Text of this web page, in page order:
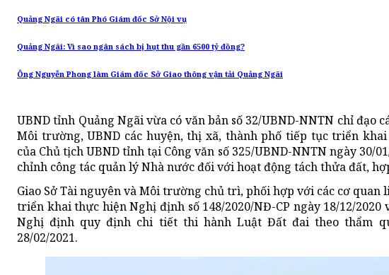
Quảng Ngãi có tân Phó Giám đốc Sở Nội vụ
Quảng Ngãi: Vì sao ngân sách bị hụt thu gần 6500 tỷ đồng?
Ông Nguyễn Phong làm Giám đốc Sở Giao thông vận tải Quảng Ngãi
UBND tỉnh Quảng Ngãi vừa có văn bản số 32/UBND-NNTN chỉ đạo
Môi trường, UBND các huyện, thị xã, thành phố tiếp tục triển
của Chủ tịch UBND tỉnh tại Công văn số 325/UBND-NNTN ngày 30/
chỉnh công tác quản lý Nhà nước đối với hoạt động tách thửa đất,
Giao Sở Tài nguyên và Môi trường chủ trì, phối hợp với các cơ
triển khai thực hiện Nghị định số 148/2020/NĐ-CP ngày 18/12/2020
Nghị định quy định chi tiết thi hành Luật Đất đai theo thẩm
28/02/2021.